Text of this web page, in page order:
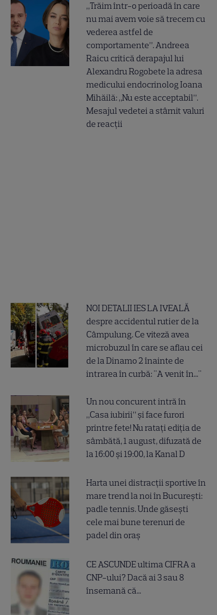
„Trăim într-o perioadă în care
nu mai avem voie să trecem cu
vederea astfel de
comportamente”. Andreea
Raicu critică derapajul lui
Alexandru Rogobete la adresa
medicului endocrinolog Ioana
Mihăilă: „Nu este acceptabil”.
Mesajul vedetei a stârnit valuri
de reacții
NOI DETALII IES LA IVEALĂ
despre accidentul rutier de la
Câmpulung. Ce viteză avea
microbuzul în care se aflau cei
de la Dinamo 2 înainte de
intrarea în curbă: "A venit în..."
Un nou concurent intră în
„Casa iubirii” și face furori
printre fete! Nu ratați ediția de
sâmbătă, 1 august, difuzată de
la 16:00 și 19:00, la Kanal D
Harta unei distracții sportive în
mare trend la noi în București:
padle tennis. Unde găsești
cele mai bune terenuri de
padel din oraș
CE ASCUNDE ultima CIFRA a
CNP-ului? Dacă ai 3 sau 8
însemană că...